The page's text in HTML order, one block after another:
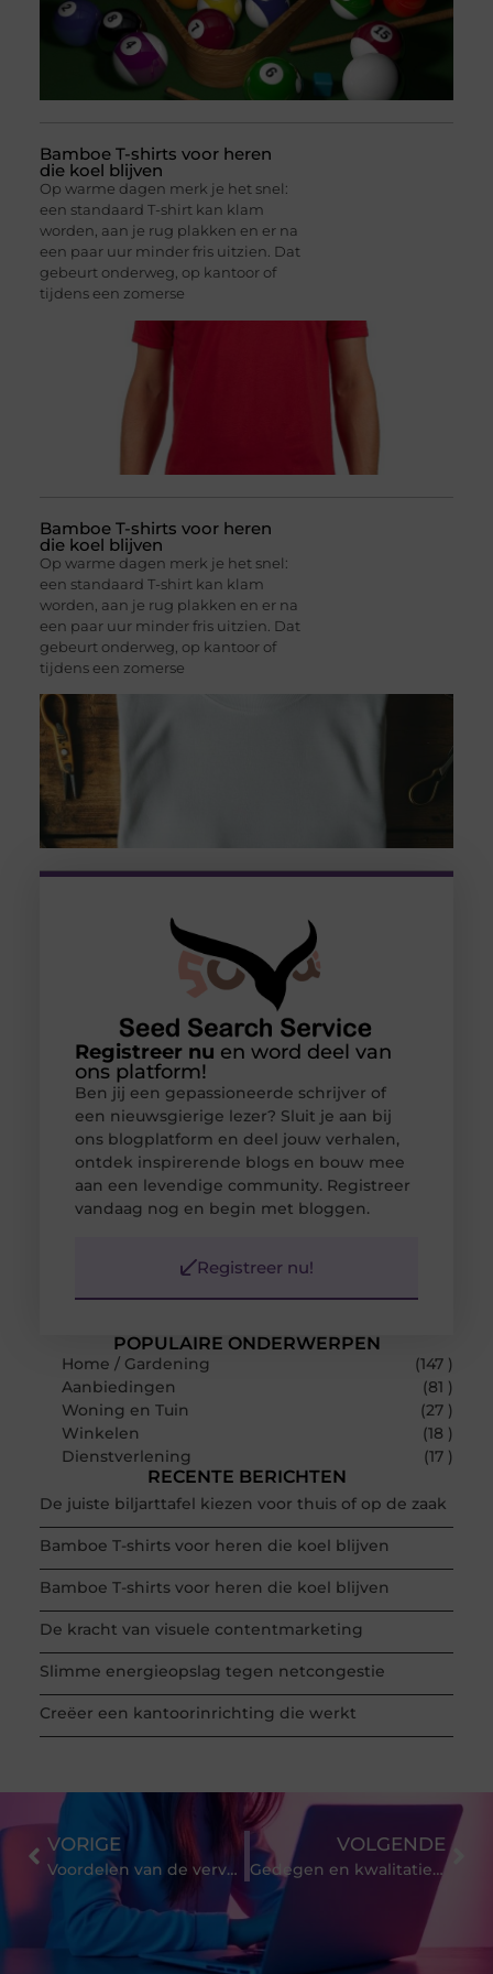
Bamboe T-shirts voor heren
die koel blijven
Op warme dagen merk je het snel:
een standaard T-shirt kan klam
worden, aan je rug plakken en er na
een paar uur minder fris uitzien. Dat
gebeurt onderweg, op kantoor of
tijdens een zomerse
Bamboe T-shirts voor heren
die koel blijven
Op warme dagen merk je het snel:
een standaard T-shirt kan klam
worden, aan je rug plakken en er na
een paar uur minder fris uitzien. Dat
gebeurt onderweg, op kantoor of
tijdens een zomerse
POPULAIRE ONDERWERPEN
Home / Gardening
(147 )
Aanbiedingen
(81 )
Woning en Tuin
(27 )
Winkelen
(18 )
Dienstverlening
(17 )
RECENTE BERICHTEN
De juiste biljarttafel kiezen voor thuis of op de zaak
Bamboe T-shirts voor heren die koel blijven
Bamboe T-shirts voor heren die koel blijven
De kracht van visuele contentmarketing
Slimme energieopslag tegen netcongestie
Creëer een kantoorinrichting die werkt
Registreer nu en word deel van
ons platform!
Ben jij een gepassioneerde schrijver of
een nieuwsgierige lezer? Sluit je aan bij
ons blogplatform en deel jouw verhalen,
ontdek inspirerende blogs en bouw mee
aan een levendige community. Registreer
vandaag nog en begin met bloggen.
Registreer nu!
VORIGE
Voordelen van de vervanging van kozijnen
VOLGENDE
Gedegen en kwalitatieve geluidsisolatie voor uw plafond